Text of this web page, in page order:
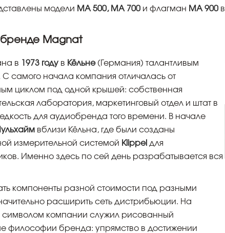
модели MA 500, MA 700 и флагман MA 900 в
Magnat
в 1973 году в Кёльне(Германия) талантливым
С самого начала компания отличалась от
циклом под одной крышей: собственная
лаборатория, маркетинговый отдел и штат в
для аудиобренда того времени. В начале
Пульхайм вблизи Кёльна, где были созданы
измерительной системой Klippel для
Именно здесь по сей день разрабатывается вся
компоненты разной стоимости под разными
расширить сеть дистрибьюции. На
символом компании служил рисованный
философии бренда: упрямство в достижении